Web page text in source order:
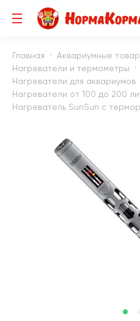
Главная
Аквариумные
Нагреватели и термометры
Нагреватели для аквариумов
Нагреватели от 100 до 200
Нагреватель SunSun с